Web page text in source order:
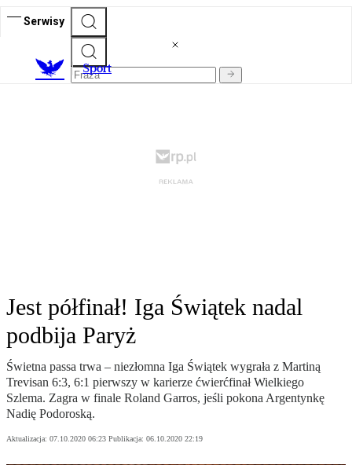
Serwisy
Sport
Jest półfinał! Iga Świątek nadal
podbija Paryż
Świetna passa trwa – niezłomna Iga Świątek wygrała z Martiną
Trevisan 6:3, 6:1 pierwszy w karierze ćwierćfinał Wielkiego
Szlema. Zagra w finale Roland Garros, jeśli pokona Argentynkę
Nadię Podoroską.
Aktualizacja: 07.10.2020 06:23 Publikacja: 06.10.2020 22:19